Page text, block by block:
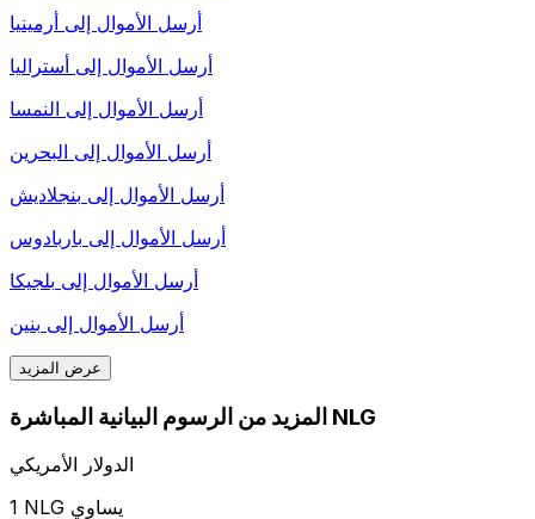
أرسل الأموال إلى أرمينيا
أرسل الأموال إلى أستراليا
أرسل الأموال إلى النمسا
أرسل الأموال إلى البحرين
أرسل الأموال إلى بنجلاديش
أرسل الأموال إلى باربادوس
أرسل الأموال إلى بلجيكا
أرسل الأموال إلى بنين
عرض المزيد
المزيد من الرسوم البيانية المباشرة NLG
الدولار الأمريكي
1 NLG يساوي